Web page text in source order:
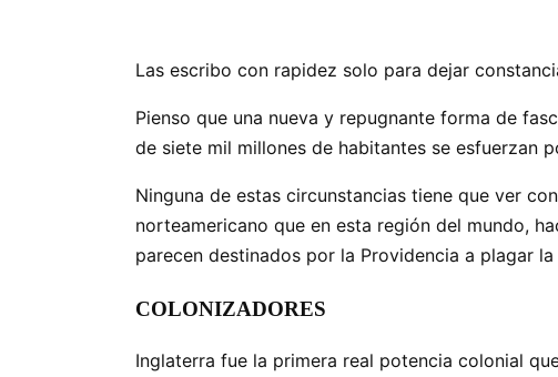
Las escribo con rapidez solo para dejar
Pienso que una nueva y repugnante forma de
de siete mil millones de habitantes se esfuerzan
Ninguna de estas circunstancias tiene que ver
norteamericano que en esta región del mundo,
parecen destinados por la Providencia a plagar
COLONIZADORES
Inglaterra fue la primera real potencia colonial